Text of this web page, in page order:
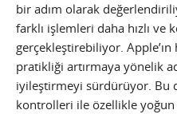
bir adım olarak
farklı işlemleri daha hızlı ve
gerçekleştirebiliyor. Apple’ın
pratikliği artırmaya yönelik
iyileştirmeyi sürdürüyor. Bu
kontrolleri ile özellikle yoğun